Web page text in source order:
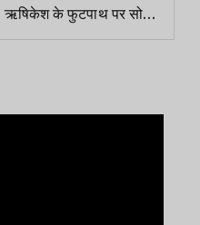
ऋषिकेश के फुटपाथ पर सोते
नजर आए सुनील ग्रोवर,